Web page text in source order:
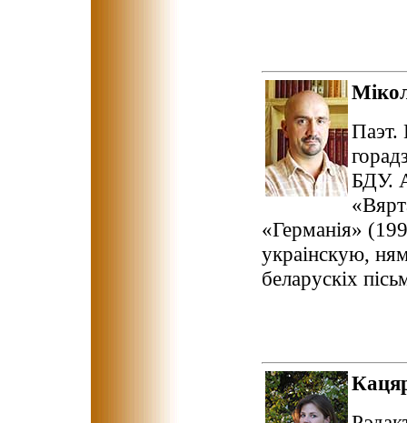
Паэт.
БДУ.
«Германія»
украінскую,
беларускіх